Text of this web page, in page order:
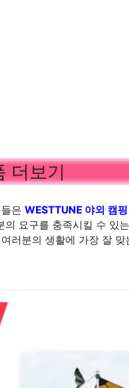
더보기
은 WESTTUNE 야외 캠
요구를 충족시킬 수 있
러분의 생활에 가장 잘 맞